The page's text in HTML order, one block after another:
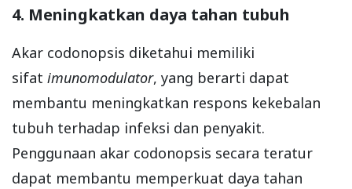
4. Meningkatkan daya tahan tubuh
Akar codonopsis diketahui memiliki
sifat imunomodulator, yang berarti dapat
membantu meningkatkan respons kekebalan
tubuh terhadap infeksi dan penyakit.
Penggunaan akar codonopsis secara teratur
dapat membantu memperkuat daya tahan